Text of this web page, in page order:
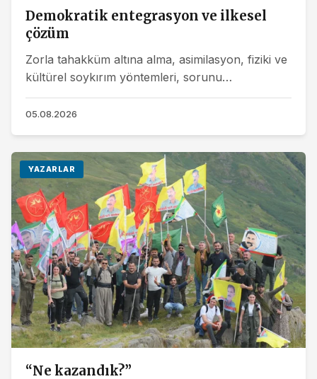
Demokratik entegrasyon ve ilkesel
çözüm
Zorla tahakküm altına alma, asimilasyon, fiziki ve
kültürel soykırım yöntemleri, sorunu
çözemedikleri gibi sadece daha kaotik hale
getirdikleri için...
05.08.2026
YAZARLAR
“Ne kazandık?”